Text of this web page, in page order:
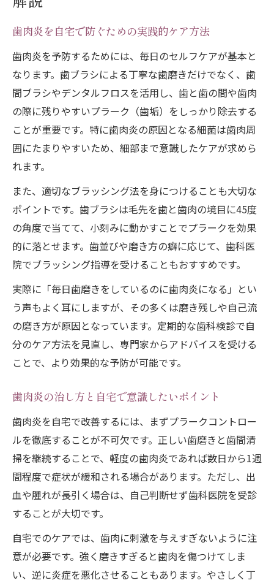
歯肉炎を自宅で防ぐための実践的ケア方法
歯肉炎を予防するためには、毎日のセルフケアが基本と
なります。歯ブラシによる丁寧な歯磨きだけでなく、歯
間ブラシやデンタルフロスを活用し、歯と歯の間や歯肉
の際に残りやすいプラーク（歯垢）をしっかり除去する
ことが重要です。特に歯肉炎の原因となる細菌は歯肉周
囲にたまりやすいため、細部まで意識したケアが求めら
れます。
また、適切なブラッシング法を身につけることも大切な
ポイントです。歯ブラシは毛先を歯と歯肉の境目に45度
の角度で当てて、小刻みに動かすことでプラークを効果
的に落とせます。歯並びや磨き方の癖に応じて、歯科医
院でブラッシング指導を受けることもおすすめです。
実際に「毎日歯磨きをしているのに歯肉炎になる」とい
う声もよく耳にしますが、その多くは磨き残しや自己流
の磨き方が原因となっています。定期的な歯科検診で自
分のケア方法を見直し、専門家からアドバイスを受ける
ことで、より効果的な予防が可能です。
歯肉炎の治し方と自宅で意識したいポイント
歯肉炎を自宅で改善するには、まずプラークコントロー
ルを徹底することが不可欠です。正しい歯磨きと歯間清
掃を継続することで、軽度の歯肉炎であれば数日から1週
間程度で症状が緩和される場合があります。ただし、出
血や腫れが長引く場合は、自己判断せず歯科医院を受診
することが大切です。
自宅でのケアでは、歯肉に刺激を与えすぎないように注
意が必要です。強く磨きすぎると歯肉を傷つけてしま
い、逆に炎症を悪化させることもあります。やさしく丁